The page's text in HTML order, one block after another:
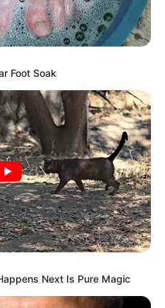
Foot Soak
Next Is Pure Magic